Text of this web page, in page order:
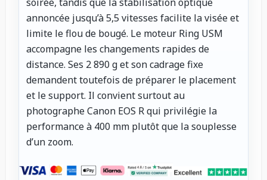
soirée, tandis que la stabilisation optique
annoncée jusqu’à 5,5 vitesses facilite la visée et
limite le flou de bougé. Le moteur Ring USM
accompagne les changements rapides de
distance. Ses 2 890 g et son cadrage fixe
demandent toutefois de préparer le placement
et le support. Il convient surtout au
photographe Canon EOS R qui privilégie la
performance à 400 mm plutôt que la souplesse
d’un zoom.